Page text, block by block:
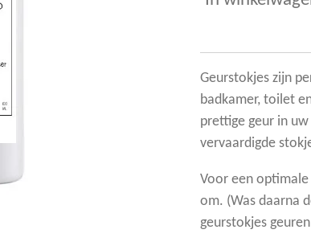
Geurstokjes zijn
badkamer, toilet
prettige geur in
vervaardigde
Voor een optimale
om. (Was daarna
geurstokjes